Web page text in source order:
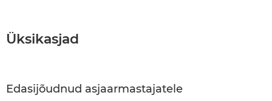
Üksikasjad
Edasijõudnud asjaarmastajatele